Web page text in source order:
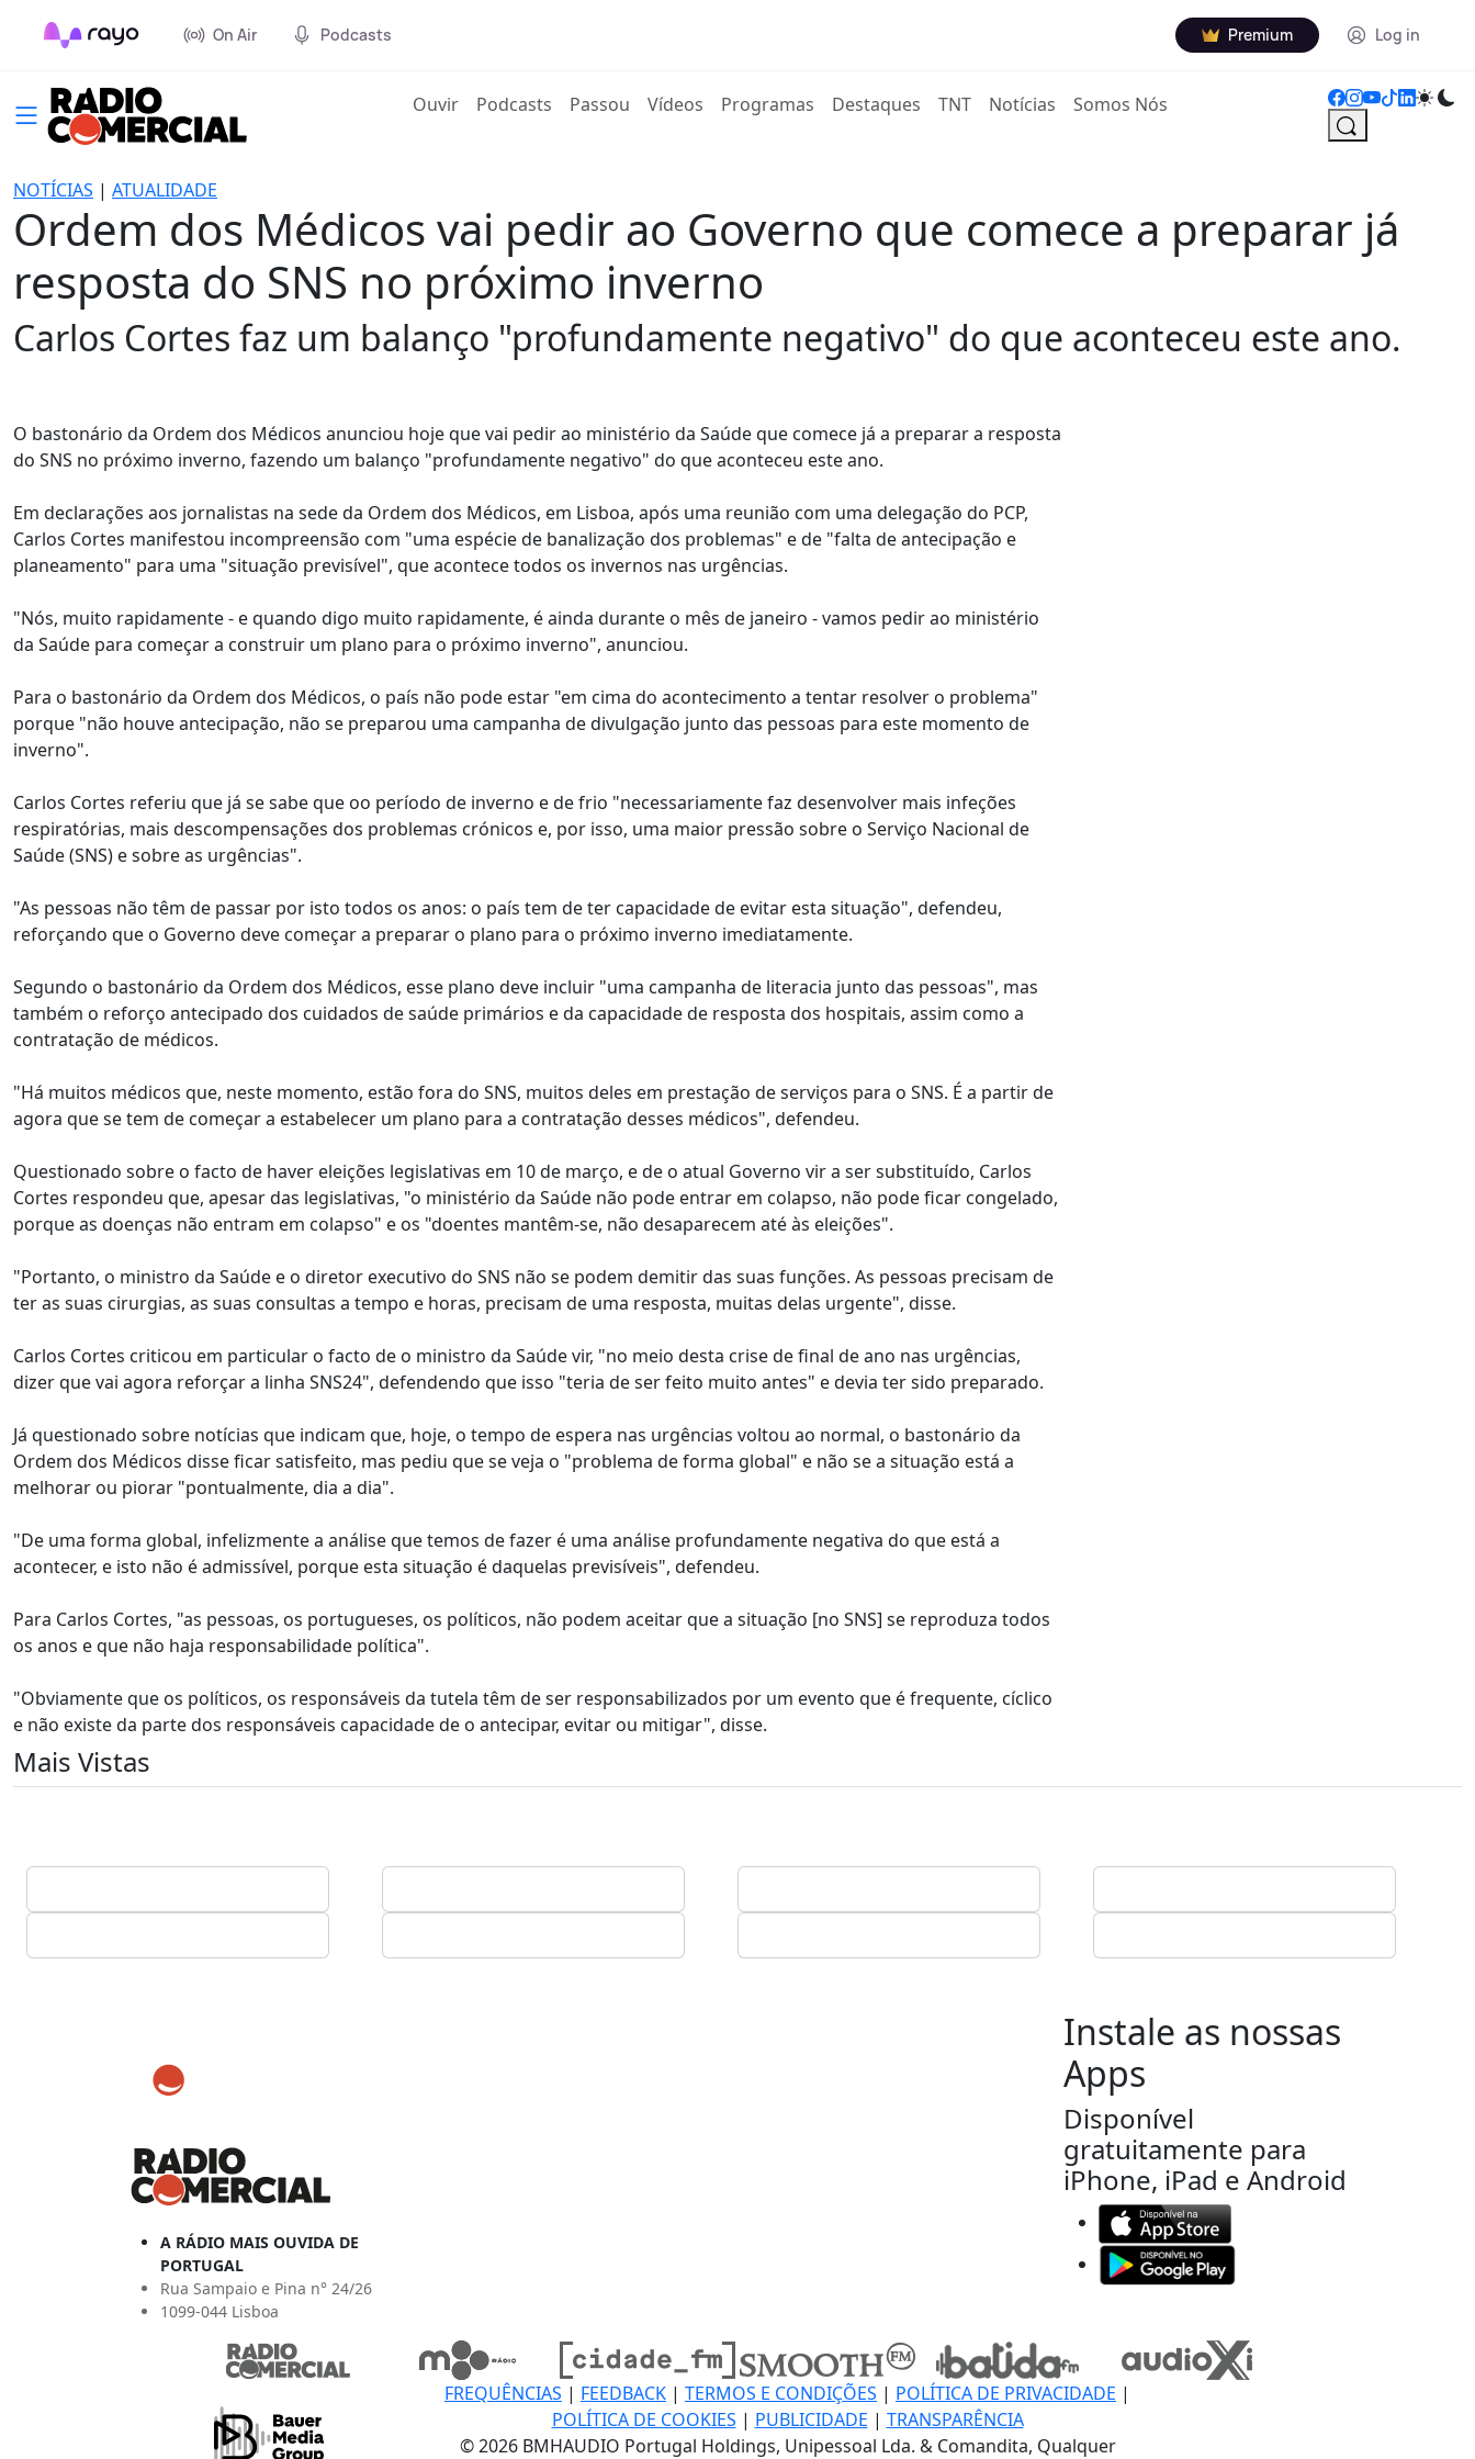
On Air Podcasts Premium Log in
Ouvir(current)
Podcasts Passou Vídeos Programas Destaques TNT Notícias Somos Nós
NOTÍCIAS | ATUALIDADE
Ordem dos Médicos vai pedir ao Governo que comece a preparar já
resposta do SNS no próximo inverno
Carlos Cortes faz um balanço "profundamente negativo" do que aconteceu este ano.
O bastonário da Ordem dos Médicos anunciou hoje que vai pedir ao ministério da Saúde que comece já a preparar a resposta
do SNS no próximo inverno, fazendo um balanço "profundamente negativo" do que aconteceu este ano.
Em declarações aos jornalistas na sede da Ordem dos Médicos, em Lisboa, após uma reunião com uma delegação do PCP,
Carlos Cortes manifestou incompreensão com "uma espécie de banalização dos problemas" e de "falta de antecipação e
planeamento" para uma "situação previsível", que acontece todos os invernos nas urgências.
"Nós, muito rapidamente - e quando digo muito rapidamente, é ainda durante o mês de janeiro - vamos pedir ao ministério
da Saúde para começar a construir um plano para o próximo inverno", anunciou.
Para o bastonário da Ordem dos Médicos, o país não pode estar "em cima do acontecimento a tentar resolver o problema"
porque "não houve antecipação, não se preparou uma campanha de divulgação junto das pessoas para este momento de
inverno".
Carlos Cortes referiu que já se sabe que oo período de inverno e de frio "necessariamente faz desenvolver mais infeções
respiratórias, mais descompensações dos problemas crónicos e, por isso, uma maior pressão sobre o Serviço Nacional de
Saúde (SNS) e sobre as urgências".
"As pessoas não têm de passar por isto todos os anos: o país tem de ter capacidade de evitar esta situação", defendeu,
reforçando que o Governo deve começar a preparar o plano para o próximo inverno imediatamente.
Segundo o bastonário da Ordem dos Médicos, esse plano deve incluir "uma campanha de literacia junto das pessoas", mas
também o reforço antecipado dos cuidados de saúde primários e da capacidade de resposta dos hospitais, assim como a
contratação de médicos.
"Há muitos médicos que, neste momento, estão fora do SNS, muitos deles em prestação de serviços para o SNS. É a partir de
agora que se tem de começar a estabelecer um plano para a contratação desses médicos", defendeu.
Questionado sobre o facto de haver eleições legislativas em 10 de março, e de o atual Governo vir a ser substituído, Carlos
Cortes respondeu que, apesar das legislativas, "o ministério da Saúde não pode entrar em colapso, não pode ficar congelado,
porque as doenças não entram em colapso" e os "doentes mantêm-se, não desaparecem até às eleições".
"Portanto, o ministro da Saúde e o diretor executivo do SNS não se podem demitir das suas funções. As pessoas precisam de
ter as suas cirurgias, as suas consultas a tempo e horas, precisam de uma resposta, muitas delas urgente", disse.
Carlos Cortes criticou em particular o facto de o ministro da Saúde vir, "no meio desta crise de final de ano nas urgências,
dizer que vai agora reforçar a linha SNS24", defendendo que isso "teria de ser feito muito antes" e devia ter sido preparado.
Já questionado sobre notícias que indicam que, hoje, o tempo de espera nas urgências voltou ao normal, o bastonário da
Ordem dos Médicos disse ficar satisfeito, mas pediu que se veja o "problema de forma global" e não se a situação está a
melhorar ou piorar "pontualmente, dia a dia".
"De uma forma global, infelizmente a análise que temos de fazer é uma análise profundamente negativa do que está a
acontecer, e isto não é admissível, porque esta situação é daquelas previsíveis", defendeu.
Para Carlos Cortes, "as pessoas, os portugueses, os políticos, não podem aceitar que a situação [no SNS] se reproduza todos
os anos e que não haja responsabilidade política".
"Obviamente que os políticos, os responsáveis da tutela têm de ser responsabilizados por um evento que é frequente, cíclico
e não existe da parte dos responsáveis capacidade de o antecipar, evitar ou mitigar", disse.
Mais Vistas
A RÁDIO MAIS OUVIDA DE
PORTUGAL
Rua Sampaio e Pina n° 24/26
1099-044 Lisboa
Instale as nossas
Apps
Disponível
gratuitamente para
iPhone, iPad e Android
FREQUÊNCIAS | FEEDBACK | TERMOS E CONDIÇÕES | POLÍTICA DE PRIVACIDADE |
POLÍTICA DE COOKIES | PUBLICIDADE | TRANSPARÊNCIA
© 2026 BMHAUDIO Portugal Holdings, Unipessoal Lda. & Comandita, Qualquer